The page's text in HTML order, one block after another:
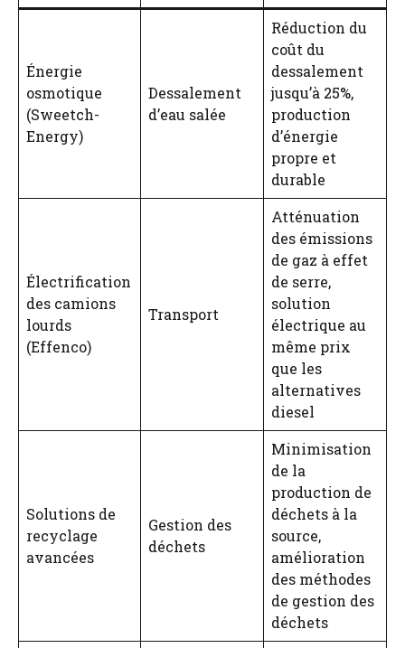
Énergie
osmotique
(Sweetch-
Energy)
Dessalement
d’eau salée
Réduction du
coût du
dessalement
jusqu’à 25%,
production
d’énergie
propre et
durable
Électrification
des camions
lourds
(Effenco)
Transport
Atténuation
des émissions
de gaz à effet
de serre,
solution
électrique au
même prix
que les
alternatives
diesel
Solutions de
recyclage
avancées
Gestion des
déchets
Minimisation
de la
production de
déchets à la
source,
amélioration
des méthodes
de gestion des
déchets